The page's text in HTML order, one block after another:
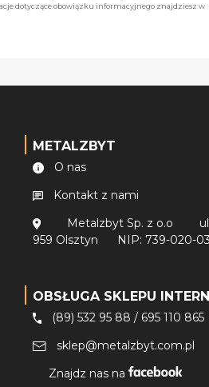
dotyczące obowiązku informacyjnego znajdziesz w
METALZBYT
O nas
Kontakt z nami
Metalzbyt Sp. z o.o
959 Olsztyn
NIP: 739-020-
OBSŁUGA SKLEPU
(89) 532 95 88 / 695 110 865
sklep@metalzbyt.com.pl
Znajdz nas na